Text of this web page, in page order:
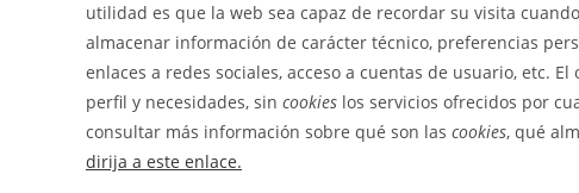
web
utilidad es que la web sea capaz de recordar su visita
almacenar información de carácter técnico, preferencias
enlaces a redes sociales, acceso a cuentas de usuario, etc. El
perfil y necesidades, sin cookies los servicios ofrecidos por
consultar más información sobre qué son las cookies, qué
dirija a este enlace.